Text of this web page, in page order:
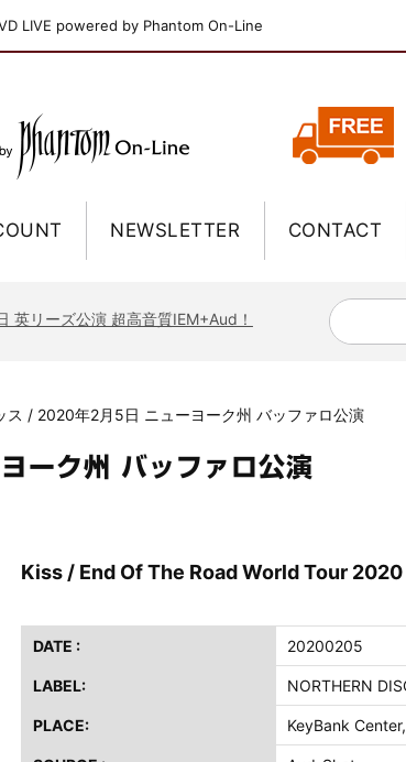
LIVE powered by Phantom On-Line
NEWSLETTER CONTACT
ロラド州 2公演 SBD 完全収録！
英リーズ公演 超高音質IEM+Aud！
日 リスボン公演 FHD 完全収録！
ツ ROCK AM RING 公演 FHD 完全収録！
日 ドイツ W.O.A. 公演 FHD 完全収録！
ロラド州 2公演 SBD 完全収録！
ク’24公演 超高音質AI-SBD！
リーズ公演 超高音質IEM+Aud！
日 100Aniv. 米M.S.G公演 完全収録！
フ公演 IEM/AUD 完全収録！
リスボン公演 FHD 完全収録！
ス / 2020年2月5日 ニューヨーク州 バッファロ公演
ク州 バッファロ公演
Kiss / End Of The Road World Tour
DATE : 20200205
LABEL: NORTHERN
PLACE: KeyBank